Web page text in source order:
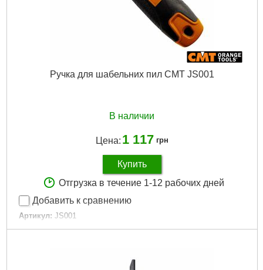
Ручка для шабельних пил CMT JS001
В наличии
Цена: 1 117 грн
Купить
Отгрузка в течение 1-12 рабочих дней
Добавить к сравнению
Артикул: JS001
Код товара: 30.04.06